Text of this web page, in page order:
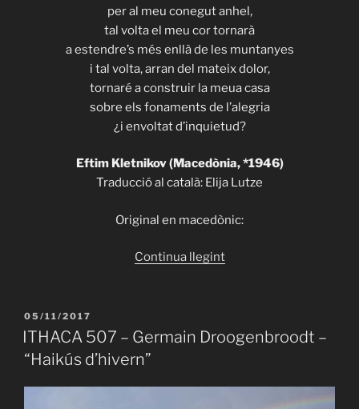
per al meu conegut anhel,
tal volta el meu cor tornarà
a estendre’s més enllà de les muntanyes
i tal volta, arran del mateix dolor,
tornaré a construir la meua casa
sobre els fonaments de l’alegria
¿i envoltat d’inquietud?
Eftim Kletnikov (Macedònia, *1946)
Traducció al català: Elija Lutze
Original en macedònic:
Continua llegint«ITHACA
Kletnikov
PUBLICAT
A
05/11/2017
ITHACA 507 – Germain Droogenbroodt –
“Haikús d’hivern”